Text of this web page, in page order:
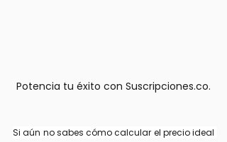
Potencia tu éxito con Suscripciones.co.
Si aún no sabes cómo calcular el precio ideal